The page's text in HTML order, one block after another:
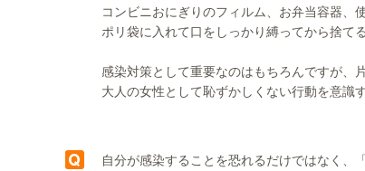
コンビニおにぎりのフィルム、お弁当容器、
ポリ袋に入れて口をしっかり縛ってから捨て
感染対策として重要なのはもちろんですが、
大人の女性として恥ずかしくない行動を意識
自分が感染することを恐れるだけではなく、